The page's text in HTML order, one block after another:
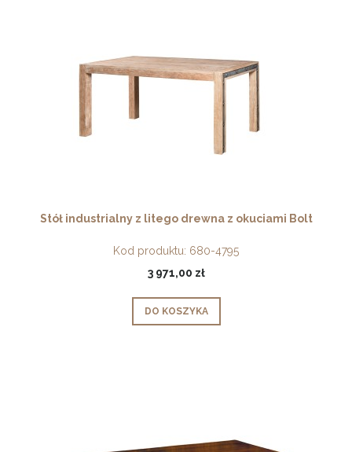
Stół industrialny z litego drewna z okuciami Bolt
Kod produktu: 680-4795
3 971,00 zł
DO KOSZYKA